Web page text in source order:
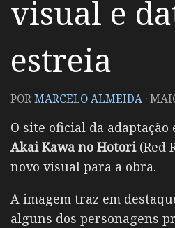
visual e
estreia
PORMARCELO ALMEIDA ·
O site oficial da adaptação
Akai Kawa no Hotori(Red
novo visual para a obra.
A imagem traz em
alguns dos personagens